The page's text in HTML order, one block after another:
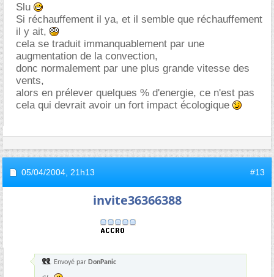
Slu
Si réchauffement il ya, et il semble que réchauffement
il y ait,
cela se traduit immanquablement par une
augmentation de la convection,
donc normalement par une plus grande vitesse des
vents,
alors en prélever quelques % d'energie, ce n'est pas
cela qui devrait avoir un fort impact écologique
05/04/2004, 21h13 #13
invite36366388
Envoyé par DonPanic